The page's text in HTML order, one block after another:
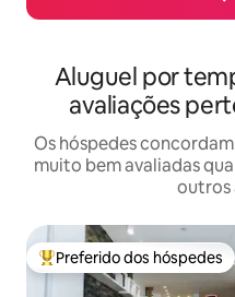
Aluguel por
avaliações
Os hóspedes
muito bem avaliadas
outros
Entre os melhores
Preferido dos hóspedes